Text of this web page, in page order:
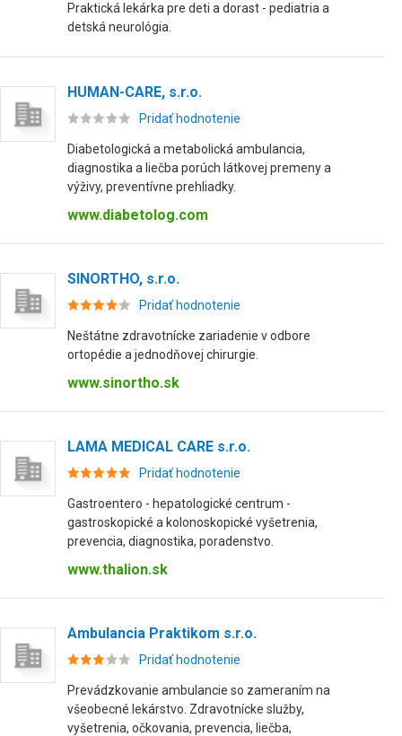
Praktická lekárka pre deti a dorast - pediatria a
detská neurológia.
HUMAN-CARE, s.r.o.
Pridať hodnotenie
Diabetologická a metabolická ambulancia,
diagnostika a liečba porúch látkovej premeny a
výživy, preventívne prehliadky.
www.diabetolog.com
SINORTHO, s.r.o.
Pridať hodnotenie
Neštátne zdravotnícke zariadenie v odbore
ortopédie a jednodňovej chirurgie.
www.sinortho.sk
LAMA MEDICAL CARE s.r.o.
Pridať hodnotenie
Gastroentero - hepatologické centrum -
gastroskopické a kolonoskopické vyšetrenia,
prevencia, diagnostika, poradenstvo.
www.thalion.sk
Ambulancia Praktikom s.r.o.
Pridať hodnotenie
Prevádzkovanie ambulancie so zameraním na
všeobecné lekárstvo. Zdravotnícke služby,
vyšetrenia, očkovania, prevencia, liečba,